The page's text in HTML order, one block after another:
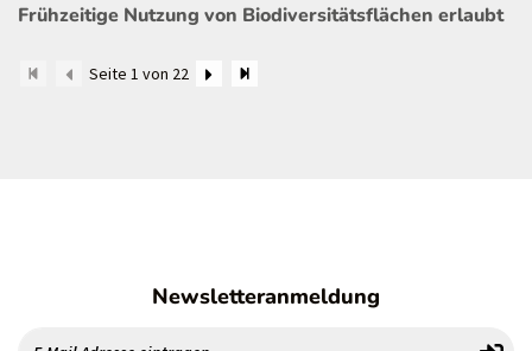
Frühzeitige Nutzung von Biodiversitätsflächen erlaubt
Seite 1 von 22
Newsletteranmeldung